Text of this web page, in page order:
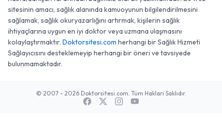
sitesinin amacı, sağlık alanında kamuoyunun bilgilendirilmesini
sağlamak, sağlık okuryazarlığını artırmak, kişilerin sağlık
ihtiyaçlarına uygun en iyi doktor veya uzmana ulaşmasını
kolaylaştırmaktır. Doktorsitesi.com herhangi bir Sağlık Hizmeti
Sağlayıcısını desteklemeyip herhangi bir öneri ve tavsiyede
bulunmamaktadır.
© 2007 - 2026 Doktorsitesi.com. Tüm Hakları Saklıdır.